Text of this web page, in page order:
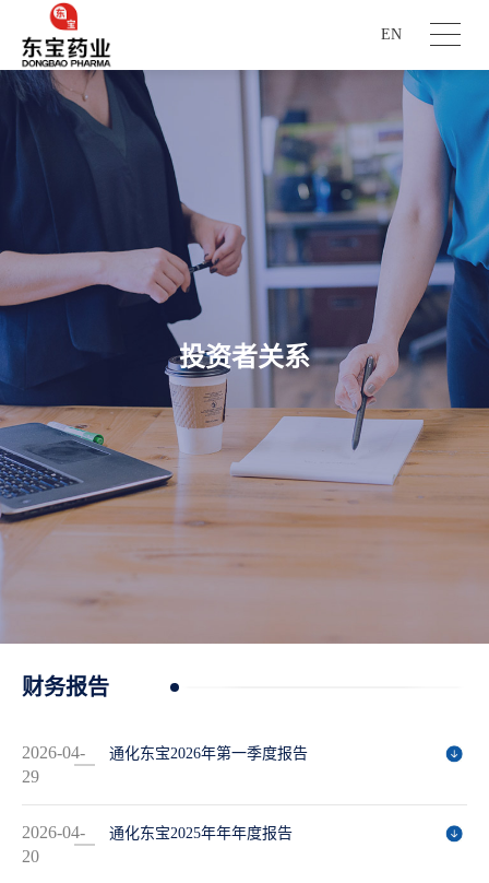
EN
投资者关系
财务报告
2026-04-
29
通化东宝2026年第一季度报告
2026-04-
20
通化东宝2025年年年度报告